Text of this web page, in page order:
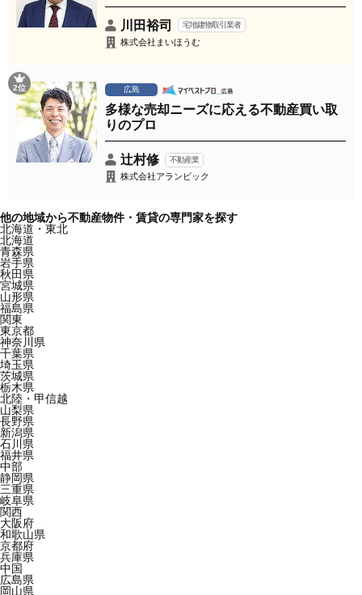
川田裕司 宅地建物取引業者
株式会社まいほうむ
2位 広島
多様な売却ニーズに応える不動産買い取
りのプロ
辻村修 不動産業
株式会社アランビック
他の地域から不動産物件・賃貸の専門家を探す
北海道・東北
北海道
青森県
岩手県
秋田県
宮城県
山形県
福島県
関東
東京都
神奈川県
千葉県
埼玉県
茨城県
栃木県
北陸・甲信越
山梨県
長野県
新潟県
石川県
福井県
中部
静岡県
三重県
岐阜県
関西
大阪府
和歌山県
京都府
兵庫県
中国
広島県
岡山県